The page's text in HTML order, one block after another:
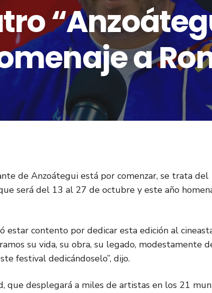
a
de Anzoátegui está por comenzar, se trata del
será del 13 al 27 de octubre y este año
estar contento por dedicar esta edición al
su vida, su obra, su legado, modestamente
festival dedicándoselo”, dijo.
que desplegará a miles de artistas en los 21